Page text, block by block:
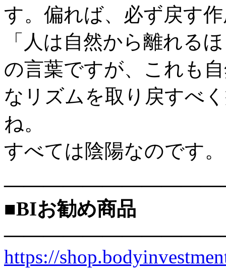
す。偏れば、必ず戻す
「人は自然から離れる
の言葉ですが、これも
なリズムを取り戻すべ
ね。
すべては陰陽なのです。
■BIお勧め商品
https://